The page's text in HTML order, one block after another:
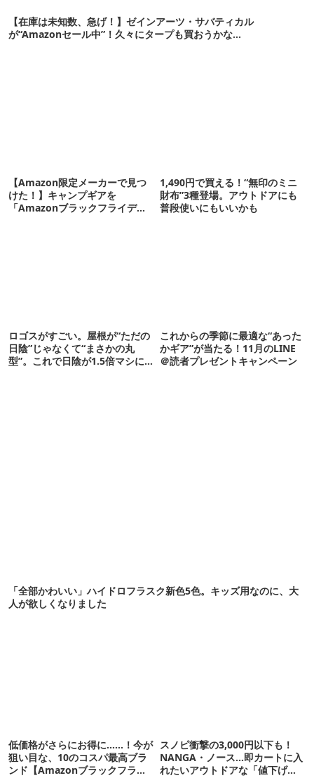
【在庫は未知数、急げ！】ゼインアーツ・サバティカル
が“Amazonセール中”！久々にタープも買おうかな…
【Amazon限定メーカーで見つ
けた！】キャンプギアを
「Amazonブラックフライデ
1,490円で買える！“無印のミニ
財布”3種登場。アウトドアにも
普段使いにもいいかも
ロゴスがすごい。屋根が“ただの
日陰”じゃなくて“まさかの丸
型”。これで日陰が1.5倍マシに
これからの季節に最適な“あった
かギア”が当たる！11月のLINE
＠読者プレゼントキャンペーン
「全部かわいい」ハイドロフラスク新色5色。キッズ用なのに、大
人が欲しくなりました
低価格がさらにお得に……！今が
狙い目な、10のコスパ最高ブラ
ンド【Amazonブラックフライ
スノピ衝撃の3,000円以下も！
NANGA・ノース…即カートに入
れたいアウトドアな「値下げ夏